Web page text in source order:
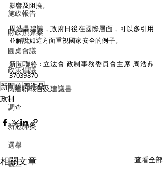
施政報告
財政預算案
圓桌會議
政策倡議
民建聯報告及建議書
調查
新冠肺炎
選舉
義工
影響及阻撓。
周浩鼎建議，政府日後在國際層面，可以多引用
並解說如這方面重視國家安全的例子。
新聞聯絡 : 立法會 政制事務委員會主席 周浩鼎
37039870
新聞稿周浩鼎
政制
相關文章 查看全部